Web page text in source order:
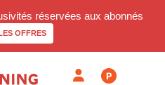
réservées aux abonnés
OFFRES
P